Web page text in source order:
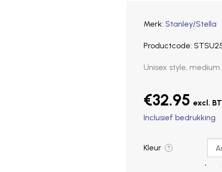
Merk Stanley/Stella
Productcode
Unisex style,
€32.95
Inclusief bedrukking
Kleur ?